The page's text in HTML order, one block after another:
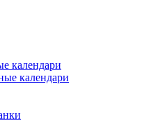
календари
календари